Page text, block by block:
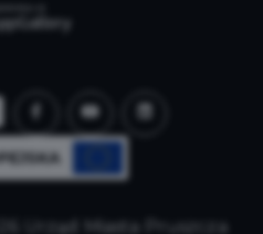
Urząd Miasta Pruszcza